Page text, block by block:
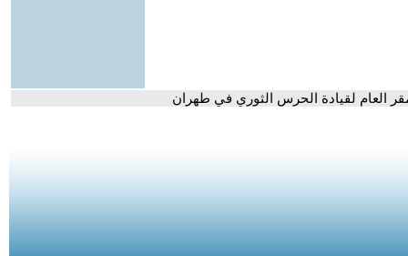
العام لقيادة الحرس الثوري في طهران